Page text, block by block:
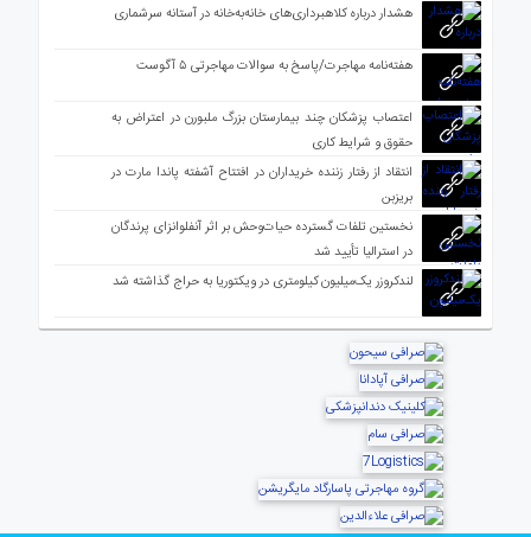
هشدار درباره کلاهبرداری‌های خانه‌به‌خانه در آستانه سرشماری
هفته‌نامه مهاجرت/پاسخ به سوالات مهاجرتی ۵ آگوست
اعتصاب پزشکان چند بیمارستان بزرگ ملبورن در اعتراض به
حقوق و شرایط کاری
انتقاد از رفتار زننده خریداران در افتتاح آشفته پاندا مارت در
بریزبن
نخستین تلفات گسترده حیات‌وحش بر اثر آنفلوانزای پرندگان
در استرالیا تأیید شد
لندکروزر یک‌میلیون کیلومتری در ویکتوریا به حراج گذاشته شد